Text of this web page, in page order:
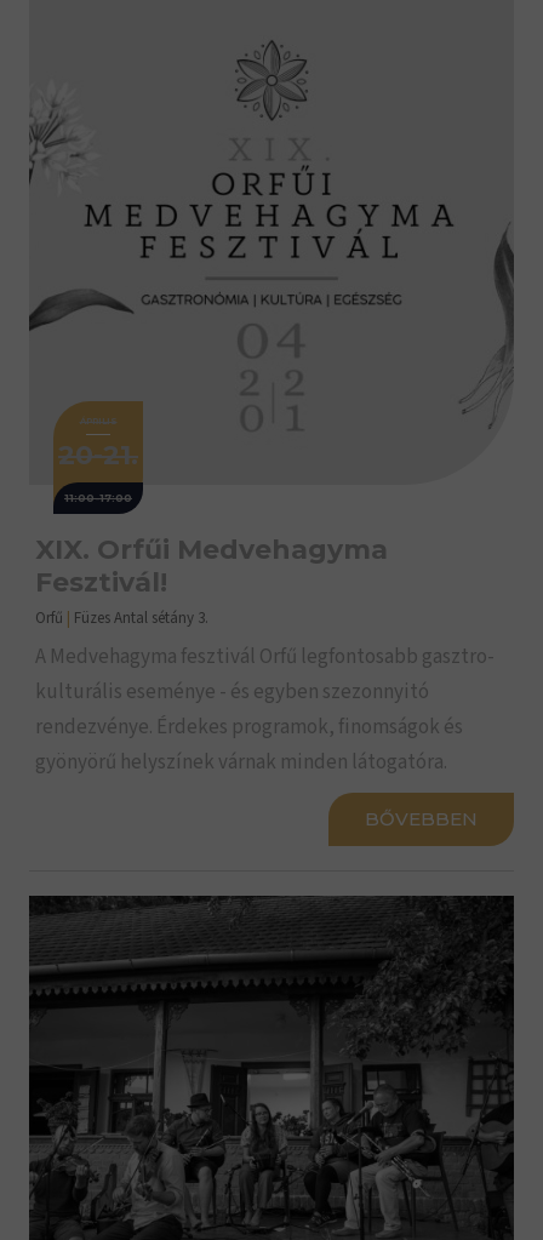
ÁPRILIS
20-21.
11:00-17:00
XIX. Orfűi Medvehagyma
Fesztivál!
Orfű | Füzes Antal sétány 3.
A Medvehagyma fesztivál Orfű legfontosabb gasztro-
kulturális eseménye - és egyben szezonnyitó
rendezvénye. Érdekes programok, finomságok és
gyönyörű helyszínek várnak minden látogatóra.
BŐVEBBEN